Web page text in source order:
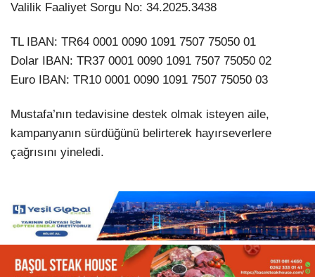
Valilik Faaliyet Sorgu No: 34.2025.3438
TL IBAN: TR64 0001 0090 1091 7507 75050 01
Dolar IBAN: TR37 0001 0090 1091 7507 75050 02
Euro IBAN: TR10 0001 0090 1091 7507 75050 03
Mustafa’nın tedavisine destek olmak isteyen aile,
kampanyanın sürdüğünü belirterek hayırseverlere
çağrısını yineledi.